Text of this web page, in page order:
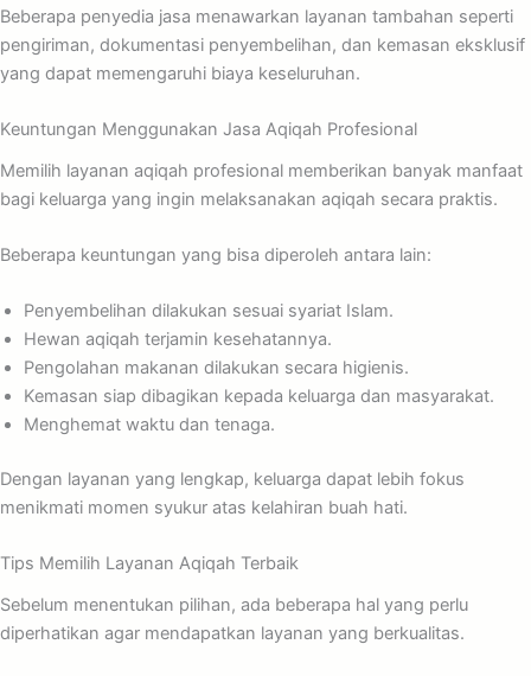
Beberapa penyedia jasa menawarkan layanan tambahan seperti
pengiriman, dokumentasi penyembelihan, dan kemasan eksklusif
yang dapat memengaruhi biaya keseluruhan.
Keuntungan Menggunakan Jasa Aqiqah Profesional
Memilih layanan aqiqah profesional memberikan banyak manfaat
bagi keluarga yang ingin melaksanakan aqiqah secara praktis.
Beberapa keuntungan yang bisa diperoleh antara lain:
Penyembelihan dilakukan sesuai syariat Islam.
Hewan aqiqah terjamin kesehatannya.
Pengolahan makanan dilakukan secara higienis.
Kemasan siap dibagikan kepada keluarga dan masyarakat.
Menghemat waktu dan tenaga.
Dengan layanan yang lengkap, keluarga dapat lebih fokus
menikmati momen syukur atas kelahiran buah hati.
Tips Memilih Layanan Aqiqah Terbaik
Sebelum menentukan pilihan, ada beberapa hal yang perlu
diperhatikan agar mendapatkan layanan yang berkualitas.